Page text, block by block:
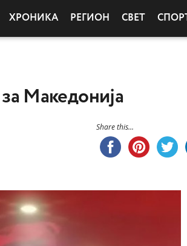
ХРОНИКА РЕГИОН СВЕТ СПОРТ
Македонија
Share this...